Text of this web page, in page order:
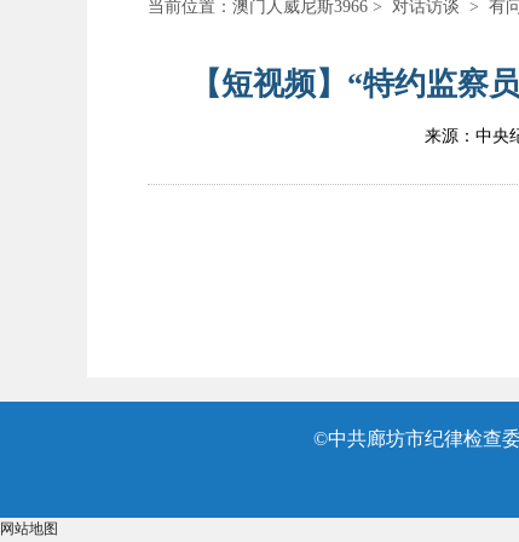
当前位置： 澳门人威尼斯3966 > 对话访谈 > 有
【短视频】“特约监察
来源：中央
©中共廊坊市纪律检查
网站地图